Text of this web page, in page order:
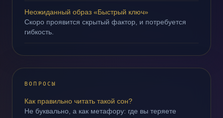
Неожиданный образ «Быстрый ключ»
Скоро проявится скрытый фактор, и потребуется
гибкость.
ВОПРОСЫ
Как правильно читать такой сон?
Не буквально, а как метафору: где вы теряете